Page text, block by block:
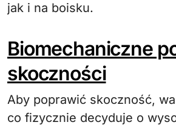
jak i na boisku.
Biomechaniczne
skoczności
Aby poprawić skoczność,
co fizycznie decyduje o